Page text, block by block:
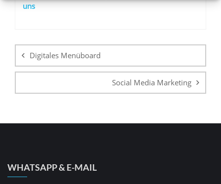
uns
Digitales Menüboard
Social Media Marketing
WHATSAPP & E-MAIL